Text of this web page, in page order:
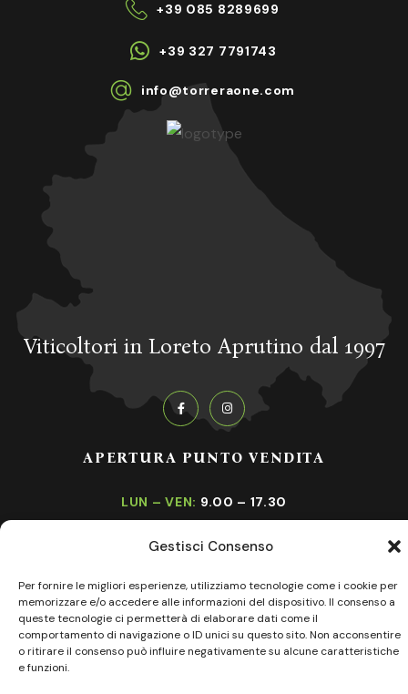
Gestisci Consenso
Per fornire le migliori esperienze, utilizziamo tecnologie come i cookie per
memorizzare e/o accedere alle informazioni del dispositivo. Il consenso a
queste tecnologie ci permetterà di elaborare dati come il
comportamento di navigazione o ID unici su questo sito. Non acconsentire
o ritirare il consenso può influire negativamente su alcune caratteristiche
e funzioni.
+39 085 8289699
+39 327 7791743
info@torreraone.com
Viticoltori in Loreto Aprutino dal 1997
APERTURA PUNTO VENDITA
LUN – VEN: 9.00 – 17.30
SABATO:9.00 – 12.30
DOMENICA:Chiuso